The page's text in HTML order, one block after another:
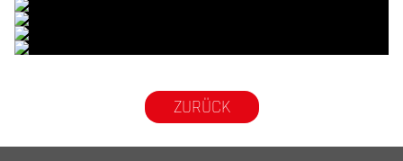
© R.Lekl
© R.Lekl
© R.Lekl
© R.Lekl
ZURÜCK